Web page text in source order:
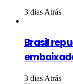
3 dias Atrás
Brasil
3 dias Atrás